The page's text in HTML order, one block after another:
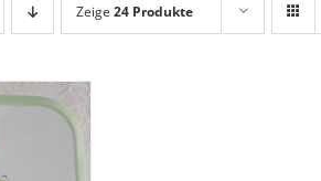
Zeige 24 Produkte